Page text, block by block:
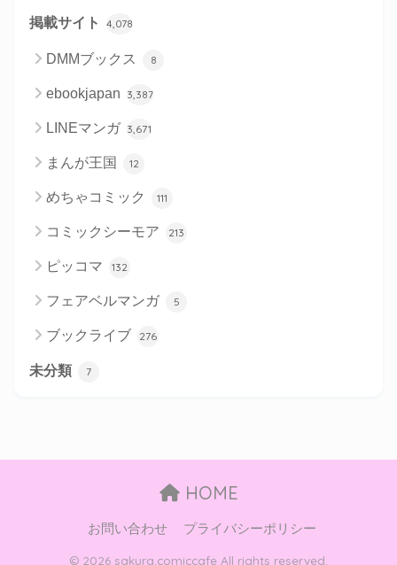
掲載サイト 4,078
DMMブックス 8
ebookjapan 3,387
LINEマンガ 3,671
まんが王国 12
めちゃコミック 111
コミックシーモア 213
ピッコマ 132
フェアベルマンガ 5
ブックライブ 276
未分類 7
HOME
お問い合わせ プライバシーポリシー
© 2026 sakura.comiccafe All rights reserved.